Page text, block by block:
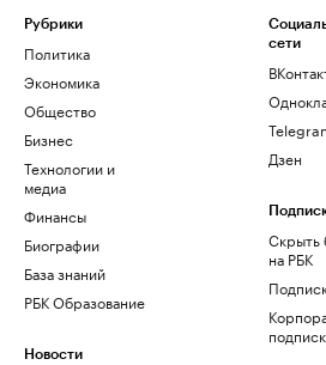
Рубрики
Политика
Экономика
Общество
Бизнес
Технологии и
медиа
Финансы
Биографии
База знаний
РБК Образование
Новости
сети
Дзен
Скрыть
на РБК